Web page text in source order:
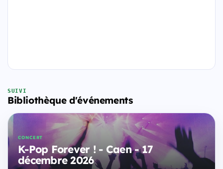
SUIVI
Bibliothèque d'événements
CONCERT
K-Pop Forever ! - Caen - 17
décembre 2026